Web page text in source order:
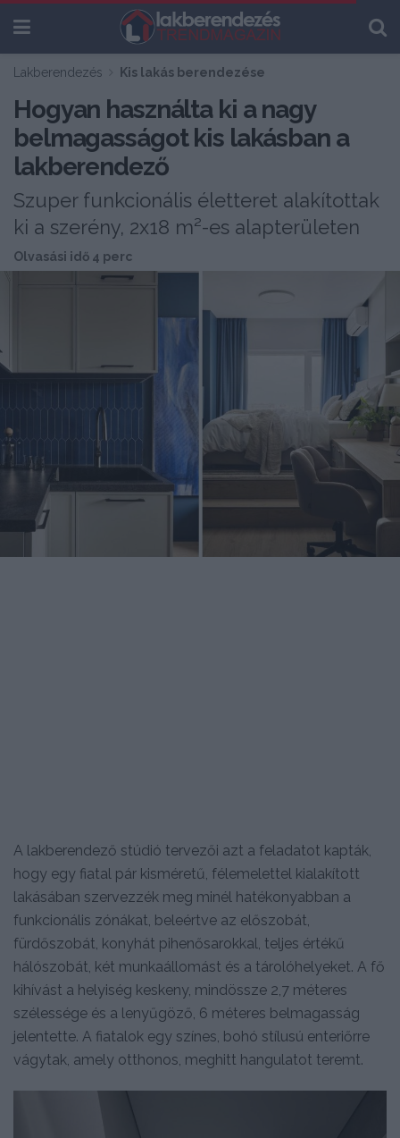
Lakberendezés Kis lakás berendezése
Hogyan használta ki a nagy
belmagasságot kis lakásban a
lakberendező
Szuper funkcionális életteret alakítottak
ki a szerény, 2x18 m²-es alapterületen
Olvasási idő 4 perc
A lakberendező stúdió tervezői azt a feladatot kapták,
hogy egy fiatal pár kisméretű, félemelettel kialakított
lakásában szervezzék meg minél hatékonyabban a
funkcionális zónákat, beleértve az előszobát,
fürdőszobát, konyhát pihenősarokkal, teljes értékű
hálószobát, két munkaállomást és a tárolóhelyeket. A fő
kihívást a helyiség keskeny, mindössze 2,7 méteres
szélessége és a lenyűgöző, 6 méteres belmagasság
jelentette. A fiatalok egy színes, bohó stílusú enteriőrre
vágytak, amely otthonos, meghitt hangulatot teremt.